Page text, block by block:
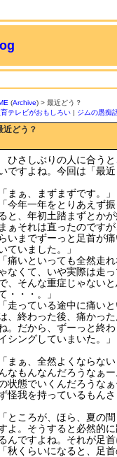
(Archive) > 最近どう？
テレビがおもしろい | ジムの愚痴
近どう？
ひさしぶりの人に合う
ですよね。今回は「最
「まぁ、まずまずです。」
「今年一年をとりあえず
と、年初土踏まずとか
まぁそれは直ったのです
らいまでずーっと足首が
ていました。」
「痛いといっても全然走
ゃなくて、いや実際は走
、そんな重症じゃない
・・・。」
「走っている途中に痛い
、終わった後、痛かっ
。だから、ずーっと終
シングしていまいた。」
「まぁ、全然よくならな
んなもんなんだろうなぁ
状態でいくんだろうな
怪我を持っているもん
「ところが、ほら、夏の
よ。そうすると必然的
んですよね。それが足
「秋くらいになると、足